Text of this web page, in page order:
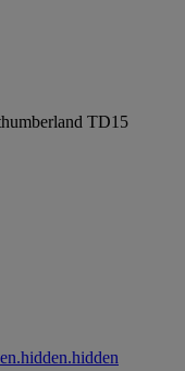
TD15